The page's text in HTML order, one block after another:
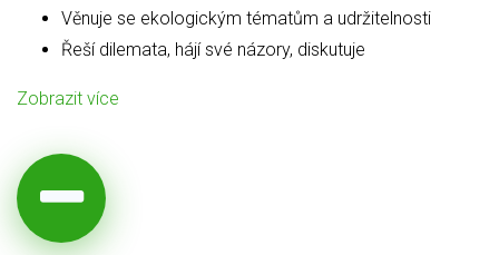
Věnuje se ekologickým tématům a udržitelnosti
Řeší dilemata, hájí své názory, diskutuje
Zobrazit více